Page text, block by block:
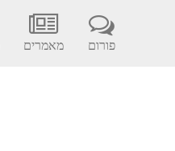
פורום מאמרים